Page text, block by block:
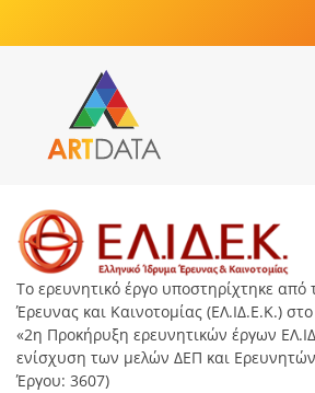
Το ερευνητικό έργο υποστηρίχτηκε από
Έρευνας και Καινοτομίας (ΕΛ.ΙΔ.Ε.Κ.)
«2η Προκήρυξη ερευνητικών έργων
ενίσχυση των μελών ΔΕΠ και
Έργου: 3607)